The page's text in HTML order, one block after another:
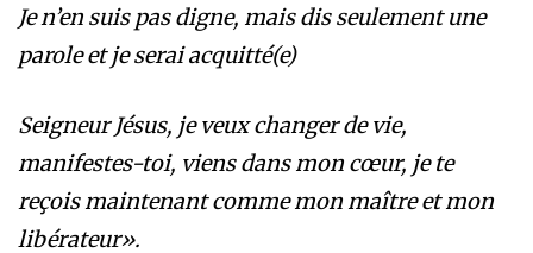
Je n’en suis pas digne, mais dis seulement une
parole et je serai acquitté(e)
Seigneur Jésus, je veux changer de vie,
manifestes-toi, viens dans mon cœur, je te
reçois maintenant comme mon maître et mon
libérateur».